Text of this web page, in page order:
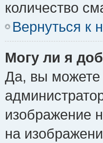
количество
Вернуться к
Могу ли я
Да, вы можете
изображение
на